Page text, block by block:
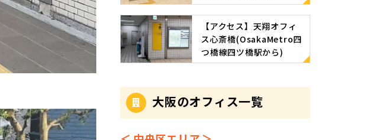
【アクセス】天翔オフィ
ス心斎橋(OsakaMetro四
つ橋線四ツ橋駅から)
大阪のオフィス一覧